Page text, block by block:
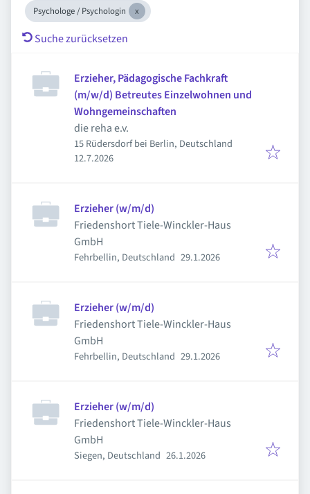
Psychologe / Psychologin
Suche zurücksetzen
Erzieher, Pädagogische Fachkraft
(m/w/d) Betreutes Einzelwohnen und
Wohngemeinschaften
die reha e.v.
15 Rüdersdorf bei Berlin, Deutschland
Veröffentlicht
12.7.2026
Erzieher (w/m/d)
Friedenshort Tiele-Winckler-Haus
GmbH
Fehrbellin, Deutschland Veröffentlicht
29.1.2026
Erzieher (w/m/d)
Friedenshort Tiele-Winckler-Haus
GmbH
Fehrbellin, Deutschland Veröffentlicht
29.1.2026
Erzieher (w/m/d)
Friedenshort Tiele-Winckler-Haus
GmbH
Siegen, Deutschland Veröffentlicht
26.1.2026